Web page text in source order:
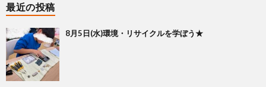
最近の投稿
8月5日(水)環境・リサイクルを学ぼう★